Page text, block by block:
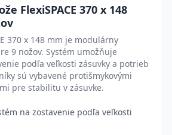
FlexiSPACE 370 x 148
370 x 148 mm je modulárny
9 nožov. Systém umožňuje
podľa veľkosti zásuvky a potrieb
sú vybavené protišmykovými
pre stabilitu v zásuvke.
na zostavenie podľa veľkosti